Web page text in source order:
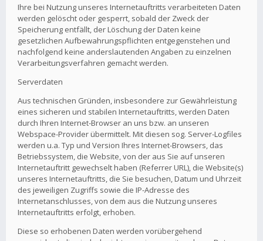
Ihre bei Nutzung unseres Internetauftritts verarbeiteten Daten
werden gelöscht oder gesperrt, sobald der Zweck der
Speicherung entfällt, der Löschung der Daten keine
gesetzlichen Aufbewahrungspflichten entgegenstehen und
nachfolgend keine anderslautenden Angaben zu einzelnen
Verarbeitungsverfahren gemacht werden.
Serverdaten
Aus technischen Gründen, insbesondere zur Gewährleistung
eines sicheren und stabilen Internetauftritts, werden Daten
durch Ihren Internet-Browser an uns bzw. an unseren
Webspace-Provider übermittelt. Mit diesen sog. Server-Logfiles
werden u.a. Typ und Version Ihres Internet-Browsers, das
Betriebssystem, die Website, von der aus Sie auf unseren
Internetauftritt gewechselt haben (Referrer URL), die Website(s)
unseres Internetauftritts, die Sie besuchen, Datum und Uhrzeit
des jeweiligen Zugriffs sowie die IP-Adresse des
Internetanschlusses, von dem aus die Nutzung unseres
Internetauftritts erfolgt, erhoben.
Diese so erhobenen Daten werden vorübergehend